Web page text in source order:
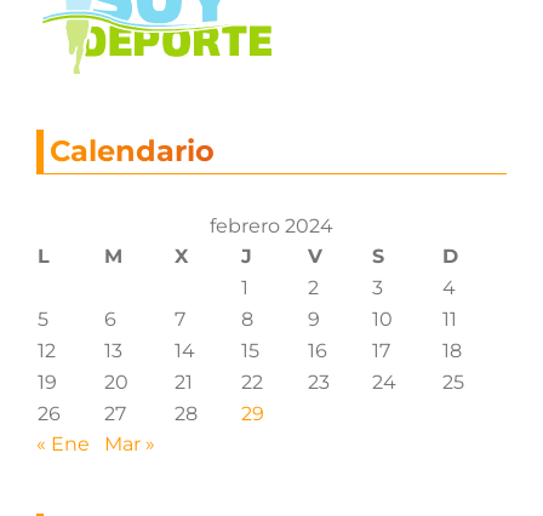
Calendario
febrero 2024
L
M X J V S
D
1
2 3
4
5
6 7 8 9 10
11
12
13 14 15 16 17
18
19
20 21 22 23 24
25
26
27 28
29
« Ene
Mar »